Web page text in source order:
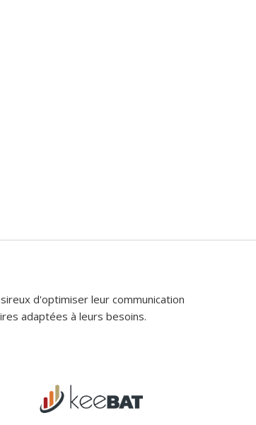
d'optimiser leur communication
adaptées à leurs besoins.